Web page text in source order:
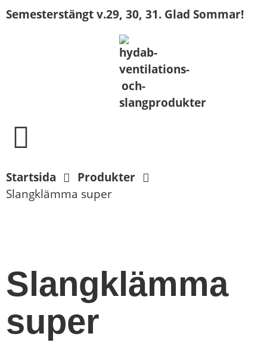
Semesterstängt v.29, 30, 31. Glad Sommar!
Startsida
Produkter
Slangklämma super
Slangklämma
super